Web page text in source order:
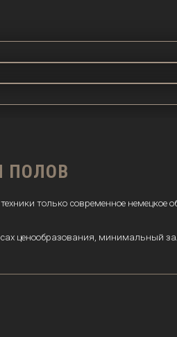
ПОЛОВ
только современное немецкое
ценообразования, минимальный